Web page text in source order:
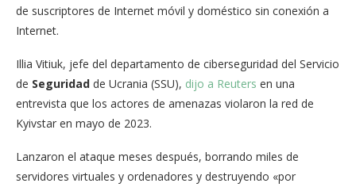
de suscriptores de Internet móvil y doméstico sin conexión a
Internet.
Illia Vitiuk, jefe del departamento de ciberseguridad del Servicio
de Seguridad de Ucrania (SSU), dijo a Reuters en una
entrevista que los actores de amenazas violaron la red de
Kyivstar en mayo de 2023.
Lanzaron el ataque meses después, borrando miles de
servidores virtuales y ordenadores y destruyendo «por